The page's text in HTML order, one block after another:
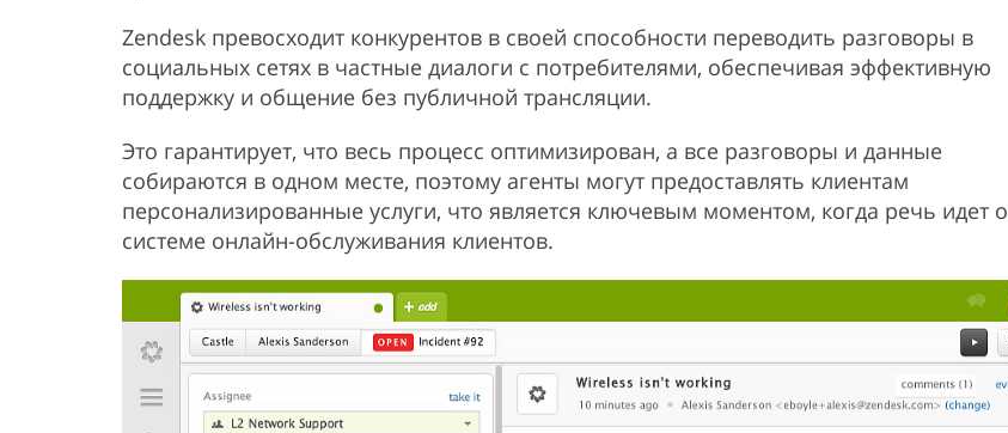
Zendesk превосходит конкурентов в своей способности переводить разговоры в
социальных сетях в частные диалоги с потребителями, обеспечивая эффективную
поддержку и общение без публичной трансляции.
Это гарантирует, что весь процесс оптимизирован, а все разговоры и данные
собираются в одном месте, поэтому агенты могут предоставлять клиентам
персонализированные услуги, что является ключевым моментом, когда речь идет о
системе онлайн-обслуживания клиентов.